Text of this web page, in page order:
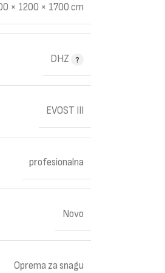
× 1200 × 1700 cm
DHZ
EVOST III
profesionalna
Novo
Oprema za snagu